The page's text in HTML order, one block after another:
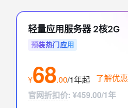
轻量应用服务器 2核2G
预装热门应用
¥68.00/1年起 了解优惠
官网折扣价: ¥459.00/1年